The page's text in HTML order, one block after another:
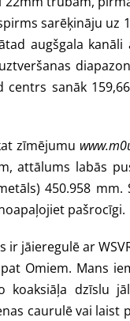
sarēķināju uz
augšgala kanāli
sanāk
zīmējumu
attālums labās
450.958 mm.
pašrocīgi.
ir jāieregulē ar
Omiem. Mans
koaksiāļa dzīslu
caurulē vai laist